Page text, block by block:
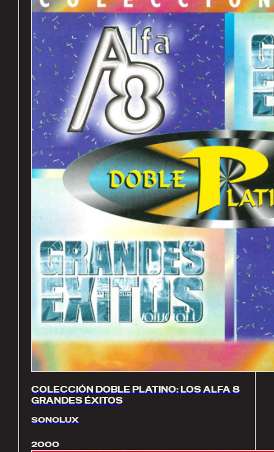
COLECCIÓN DOBLE PLATINO: LOS ALFA 8
GRANDES ÉXITOS
SONOLUX
2000